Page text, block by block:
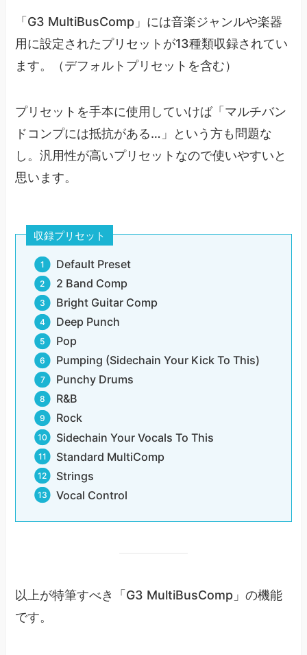
「G3 MultiBusComp」には音楽ジャンルや楽器
用に設定されたプリセットが13種類収録されてい
ます。（デフォルトプリセットを含む）
プリセットを手本に使用していけば「マルチバン
ドコンプには抵抗がある…」という方も問題な
し。汎用性が高いプリセットなので使いやすいと
思います。
収録プリセット
Default Preset
2 Band Comp
Bright Guitar Comp
Deep Punch
Pop
Pumping (Sidechain Your Kick To This)
Punchy Drums
R&B
Rock
Sidechain Your Vocals To This
Standard MultiComp
Strings
Vocal Control
以上が特筆すべき「G3 MultiBusComp」の機能
です。